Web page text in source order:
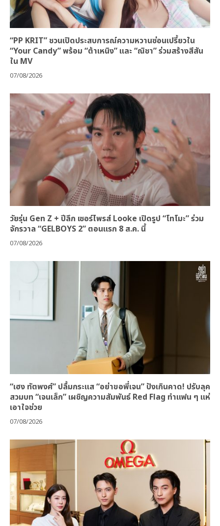
“PP KRIT” ชวนเปิดประสบการณ์ความหวานซ่อนเปรี้ยวใน
“Your Candy” พร้อม “ต้าเหนิง” และ “ณิชา” ร่วมสร้างสีสัน
ใน MV
07/08/2026
วัยรุ่น Gen Z + ปีลึก เซอร์ไพรส์ Looke เปิดรูป “โทโมะ” ร่วม
จักรวาล “GELBOYS 2” ตอนแรก 8 ส.ค. นี้
07/08/2026
“เฮง ทัตพงศ์” ปลื้มกระแส “อย่าขอพี่เจน” ปังเกินคาด! ปรับลุค
สวมบท “เจนเล็ก” เผชิญความสัมพันธ์ Red Flag ทำแฟน ๆ แห่
เอาใจช่วย
07/08/2026